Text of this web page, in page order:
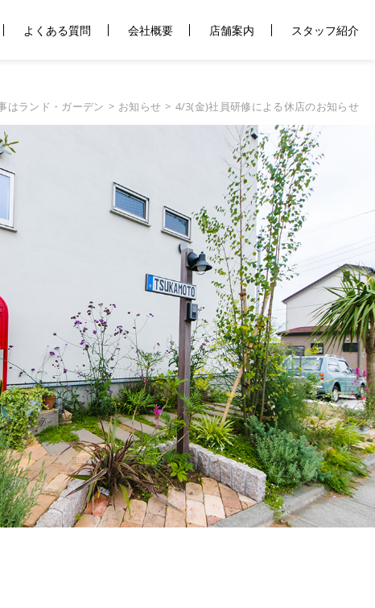
よくある質問 会社概要 店舗案内 スタッフ紹介
はランド・ガーデン お知らせ 4/3(金)社員研修による休店のお知らせ